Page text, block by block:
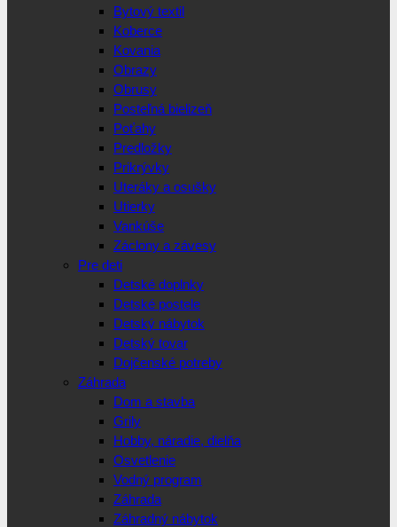
Bytový textil
Koberce
Kovania
Obrazy
Obrusy
Posteľná bielizeň
Poťahy
Predložky
Prikrývky
Uteráky a osušky
Utierky
Vankúše
Záclony a závesy
Pre deti
Detské doplnky
Detské postele
Detský nábytok
Detský tovar
Dojčenské potreby
Záhrada
Dom a stavba
Grily
Hobby, náradie, dielňa
Osvetlenie
Vodný program
Záhrada
Záhradný nábytok